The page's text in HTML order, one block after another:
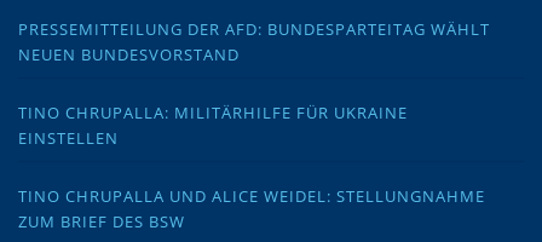
PRESSEMITTEILUNG DER AFD: BUNDESPARTEITAG WÄHLT
NEUEN BUNDESVORSTAND
TINO CHRUPALLA: MILITÄRHILFE FÜR UKRAINE
EINSTELLEN
TINO CHRUPALLA UND ALICE WEIDEL: STELLUNGNAHME
ZUM BRIEF DES BSW